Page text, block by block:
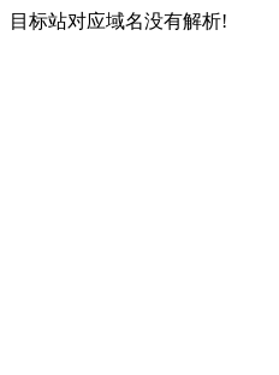
目标站对应域名没有解析!